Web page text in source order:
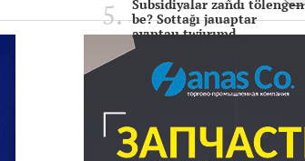
Subsidiyalar zañdı tölengen
be? Sottağı jauaptar
ayıptau twjırımd..